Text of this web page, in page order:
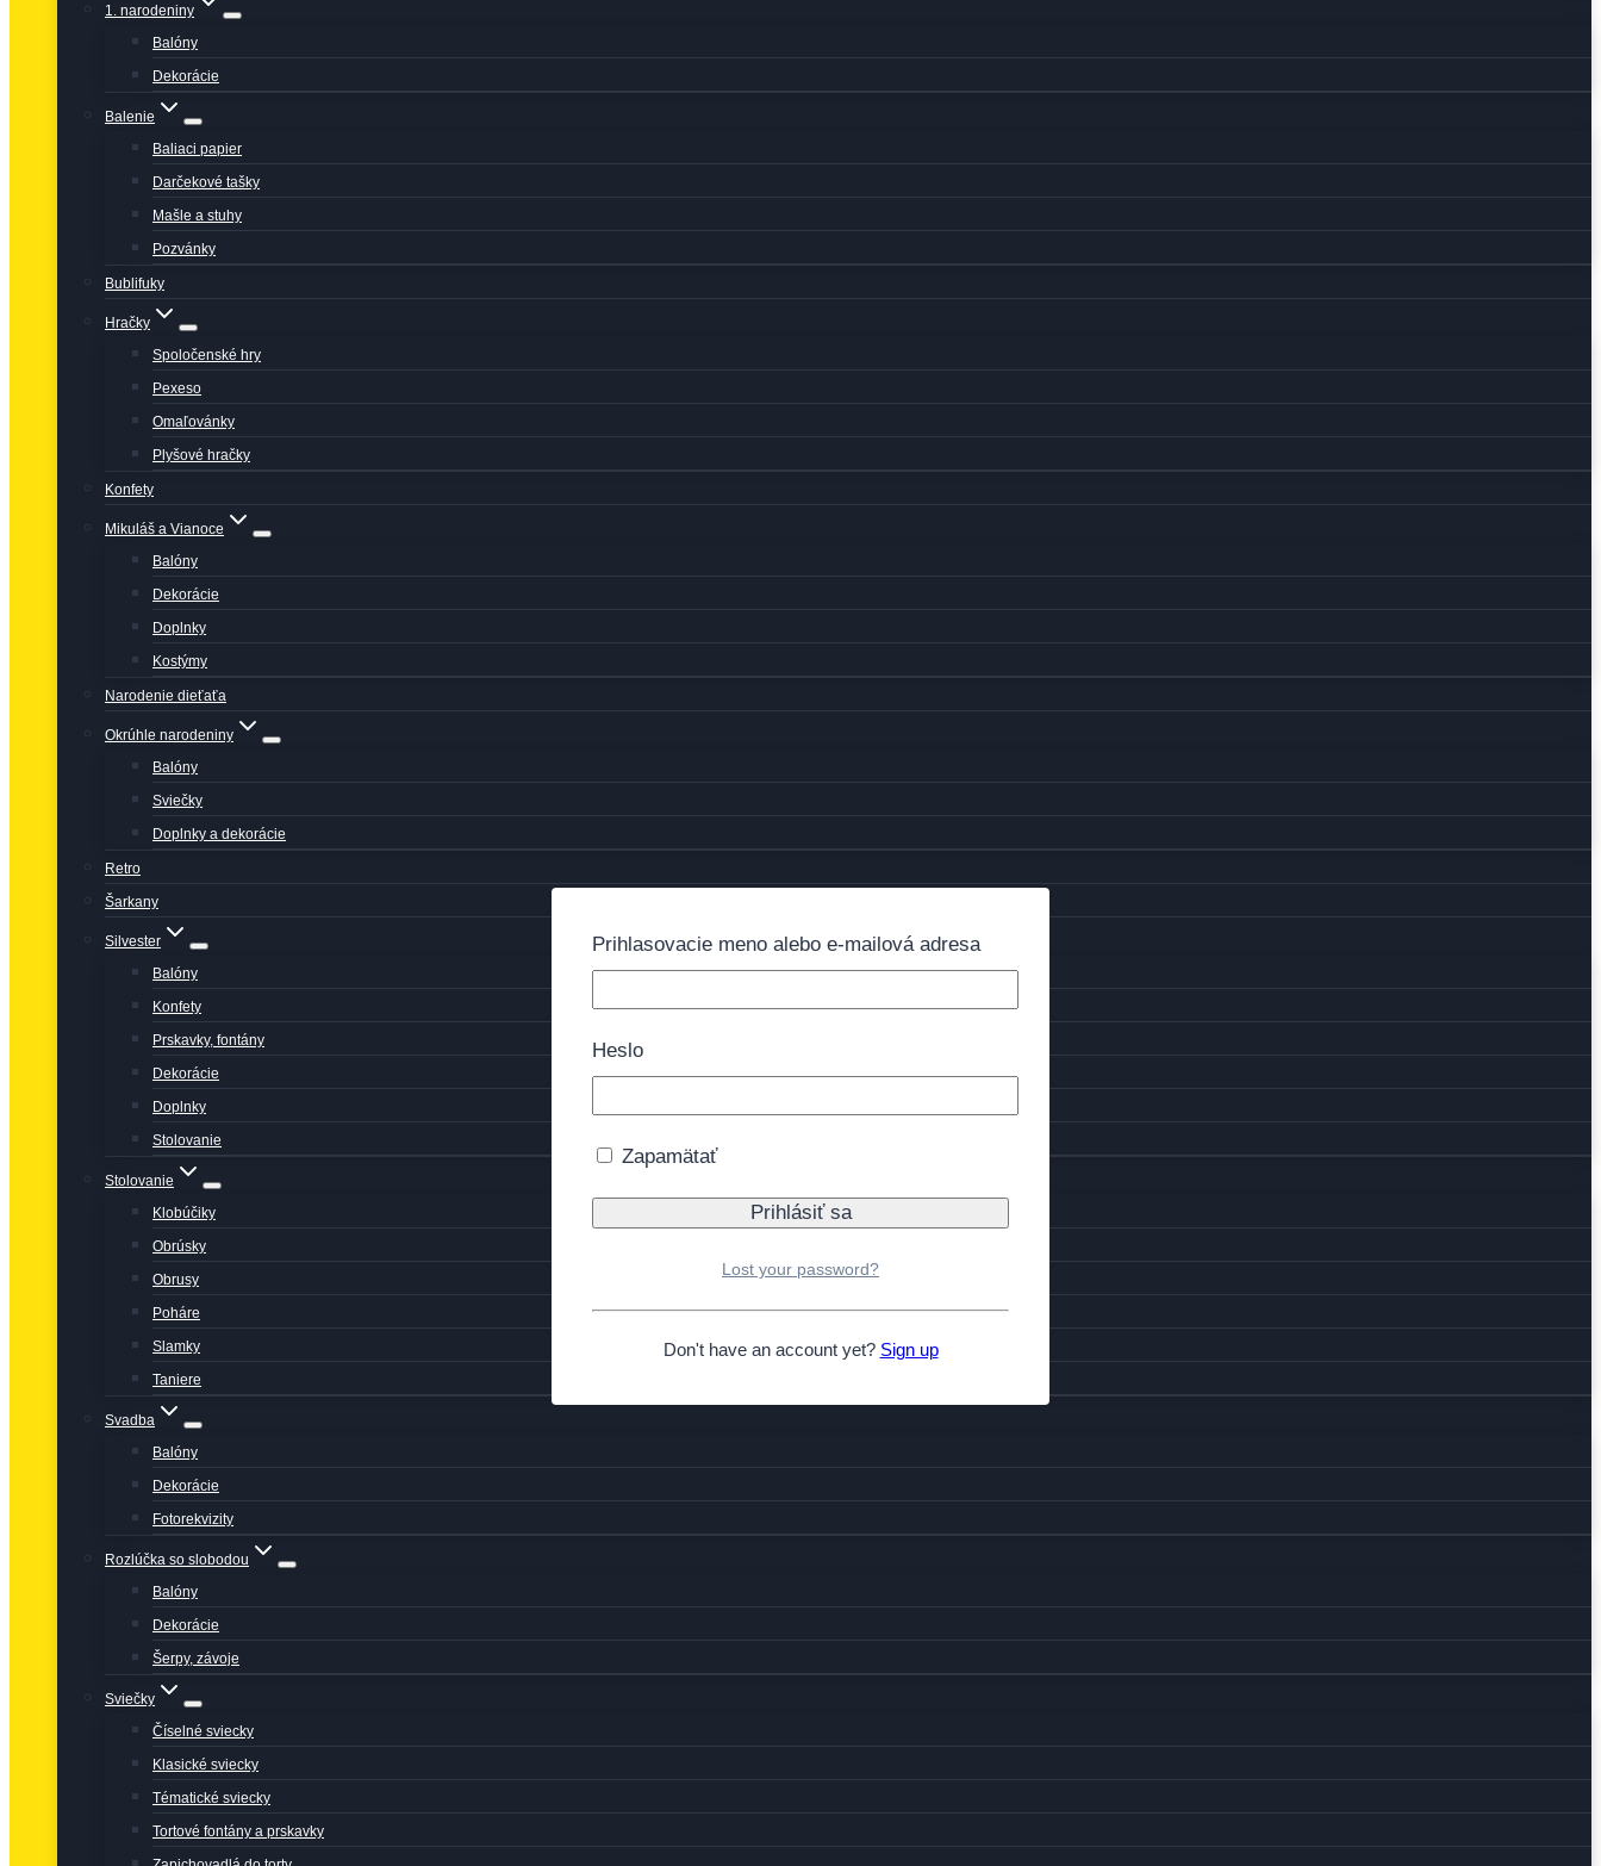
1. narodeniny
Balóny
Dekorácie
Balenie
Baliaci papier
Darčekové tašky
Mašle a stuhy
Pozvánky
Bublifuky
Hračky
Spoločenské hry
Pexeso
Omaľovánky
Plyšové hračky
Konfety
Mikuláš a Vianoce
Balóny
Dekorácie
Doplnky
Kostýmy
Narodenie dieťaťa
Okrúhle narodeniny
Balóny
Sviečky
Doplnky a dekorácie
Retro
Šarkany
Silvester
Balóny
Konfety
Prskavky, fontány
Dekorácie
Doplnky
Stolovanie
Stolovanie
Klobúčiky
Obrúsky
Obrusy
Poháre
Slamky
Taniere
Svadba
Balóny
Dekorácie
Fotorekvizity
Rozlúčka so slobodou
Balóny
Dekorácie
Šerpy, závoje
Sviečky
Číselné sviecky
Klasické sviecky
Tématické sviecky
Tortové fontány a prskavky
Prihlasovacie meno alebo e-mailová adresa
Heslo
Zapamätať
Lost your password?
Don't have an account yet? Sign up